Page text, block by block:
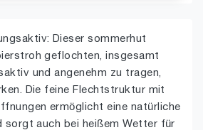
Dieser sommerhut
geflochten, insgesamt
und angenehm zu tragen,
Die feine Flechtstruktur mit
ermöglicht eine natürliche
sorgt auch bei heißem Wetter für